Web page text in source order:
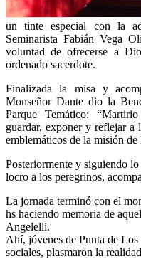
un tinte especial con la
Seminarista Fabián Vega
voluntad de ofrecerse a
ordenado sacerdote.
Finalizada la misa y
Monseñor Dante dio la
Parque Temático:
guardar, exponer y reflejar a
emblemáticos de la misión
Posteriormente y siguiendo
locro a los peregrinos,
La jornada terminó con el
hs haciendo memoria de
Angelelli.
Ahí, jóvenes de Punta de
sociales, plasmaron la